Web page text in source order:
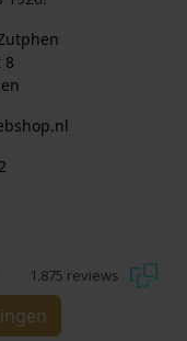
8
1.875 reviews